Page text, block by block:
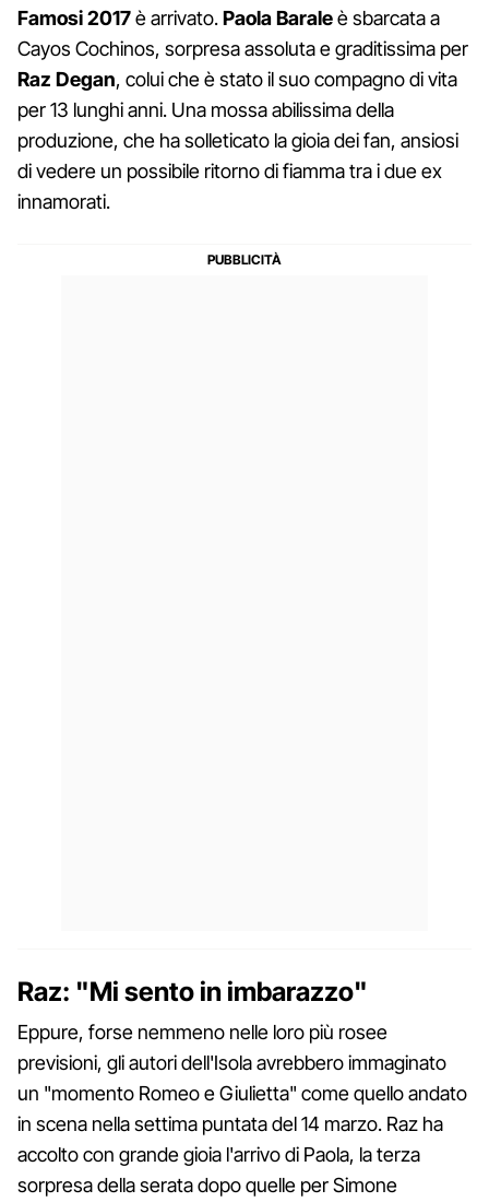
Famosi 2017è arrivato.Paola Baraleè sbarcata a
Cayos Cochinos, sorpresa assoluta e graditissima per
Raz Degan, colui che è stato il suo compagno di vita
per 13 lunghi anni. Una mossa abilissima della
produzione, che ha solleticato la gioia dei fan, ansiosi
di vedere un possibile ritorno di fiamma tra i due ex
innamorati.
Raz: "Mi sento in imbarazzo"
Eppure, forse nemmeno nelle loro più rosee
previsioni, gli autori dell'Isola avrebbero immaginato
un "momento Romeo e Giulietta" come quello andato
in scena nella settima puntata del 14 marzo. Raz ha
accolto con grande gioia l'arrivo di Paola, la terza
sorpresa della serata dopo quelle per Simone